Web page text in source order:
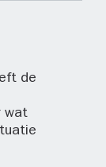
de
wat